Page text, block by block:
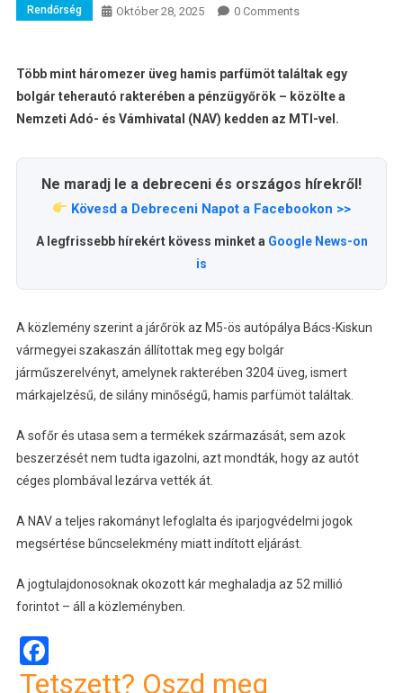
Rendőrség Október 28, 2025 0 Comments
Több mint háromezer üveg hamis parfümöt találtak egy
bolgár teherautó rakterében a pénzügyőrök – közölte a
Nemzeti Adó- és Vámhivatal (NAV) kedden az MTI-vel.
Ne maradj le a debreceni és országos hírekről!
Kövesd a Debreceni Napot a Facebookon >>
A legfrissebb hírekért kövess minket a Google News-on
is
A közlemény szerint a járőrök az M5-ös autópálya Bács-Kiskun
vármegyei szakaszán állítottak meg egy bolgár
járműszerelvényt, amelynek rakterében 3204 üveg, ismert
márkajelzésű, de silány minőségű, hamis parfümöt találtak.
A sofőr és utasa sem a termékek származását, sem azok
beszerzését nem tudta igazolni, azt mondták, hogy az autót
céges plombával lezárva vették át.
A NAV a teljes rakományt lefoglalta és iparjogvédelmi jogok
megsértése bűncselekmény miatt indított eljárást.
A jogtulajdonosoknak okozott kár meghaladja az 52 millió
forintot – áll a közleményben.
Facebook
Tetszett? Oszd meg